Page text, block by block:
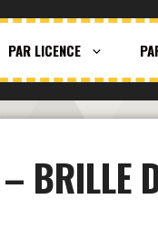
PAR LICENCE
BRILLE